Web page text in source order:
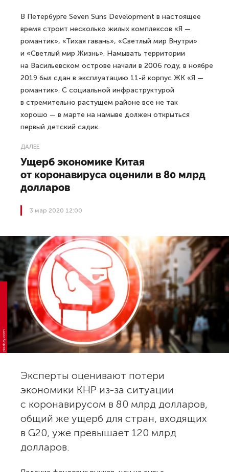
В Петербурге Seven Suns Development в настоящее
время строит несколько жилых комплексов «Я —
романтик», «Тихая гавань», «Светлый мир Внутри»
и «Светлый мир Жизнь». Намывать территории
на Васильевском острове начали в 2006 году, в ноябре
2019 был сдан в эксплуатацию 11-й корпус ЖК «Я —
романтик». С социальной инфраструктурой
в стремительно растущем районе все не так
хорошо — в марте на намыве должен открыться
первый детский садик.
ДАЛЕЕ
Ущерб экономике Китая
от коронавируса оценили в 80 млрд
долларов
3 мар 2020 12:00
pixabay.com
Эксперты оценивают потери
экономики КНР из-за ситуации
с коронавирусом в 80 млрд долларов,
общий же ущерб для стран, входящих
в G20, уже превышает 120 млрд
долларов.